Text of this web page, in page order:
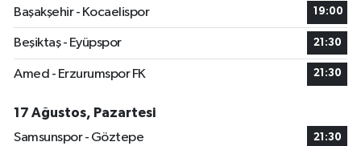
Başakşehir - Kocaelispor
19:00
Beşiktaş - Eyüpspor 21:30
Amed - Erzurumspor FK 21:30
17 Ağustos, Pazartesi
Samsunspor - Göztepe
21:30